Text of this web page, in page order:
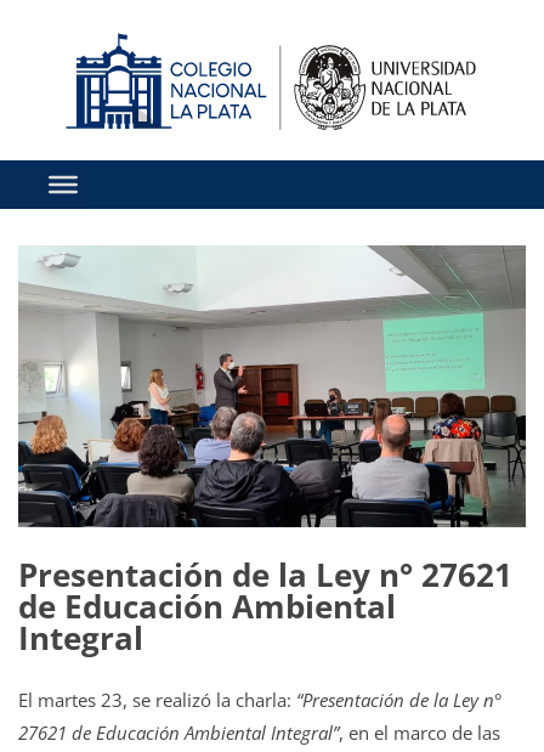
Presentación de la Ley n° 27621
de Educación Ambiental
Integral
El martes 23, se realizó la charla: “Presentación de la Ley n°
27621 de Educación Ambiental Integral”, en el marco de las